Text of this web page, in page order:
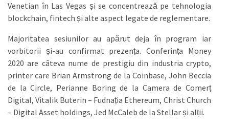
Venetian în Las Vegas și se concentrează pe tehnologia
blockchain, fintech și alte aspect legate de reglementare.
Majoritatea sesiunilor au apărut deja în program iar
vorbitorii și-au confirmat prezența. Conferința Money
2020 are câteva nume de prestigiu din industria crypto,
printer care Brian Armstrong de la Coinbase, John Beccia
de la Circle, Perianne Boring de la Camera de Comerț
Digital, Vitalik Buterin – Fudnația Ethereum, Christ Church
– Digital Asset holdings, Jed McCaleb de la Stellar și alții.